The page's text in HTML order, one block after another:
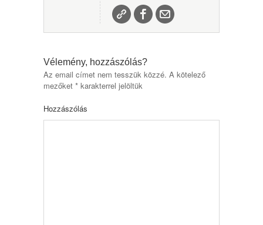
Vélemény, hozzászólás?
Az email címet nem tesszük közzé. A kötelező
mezőket * karakterrel jelöltük
Hozzászólás